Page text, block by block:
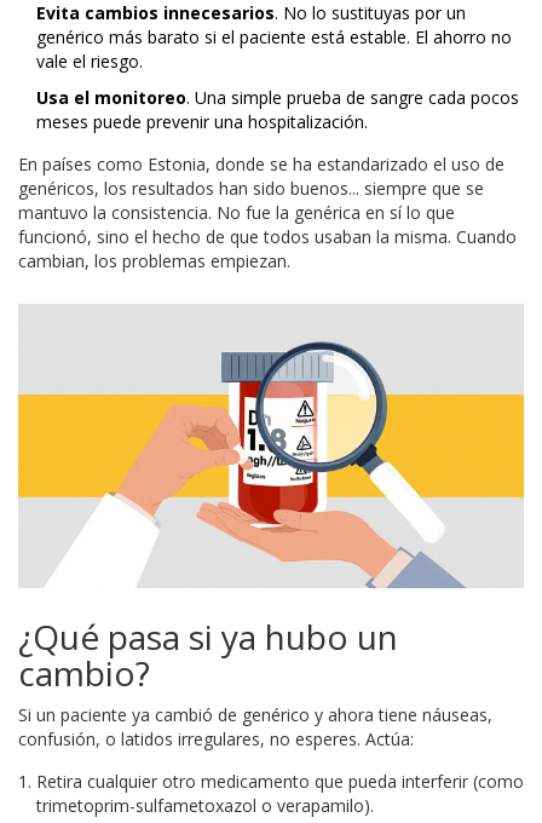
Evita cambios innecesarios. No lo sustituyas por un
genérico más barato si el paciente está estable. El ahorro no
vale el riesgo.
Usa el monitoreo. Una simple prueba de sangre cada pocos
meses puede prevenir una hospitalización.
En países como Estonia, donde se ha estandarizado el uso de
genéricos, los resultados han sido buenos... siempre que se
mantuvo la consistencia. No fue la genérica en sí lo que
funcionó, sino el hecho de que todos usaban la misma. Cuando
cambian, los problemas empiezan.
¿Qué pasa si ya hubo un
cambio?
Si un paciente ya cambió de genérico y ahora tiene náuseas,
confusión, o latidos irregulares, no esperes. Actúa:
Retira cualquier otro medicamento que pueda interferir (como
trimetoprim-sulfametoxazol o verapamilo).